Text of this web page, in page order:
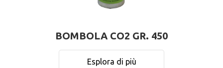
BOMBOLA CO2 GR. 450
Esplora di più